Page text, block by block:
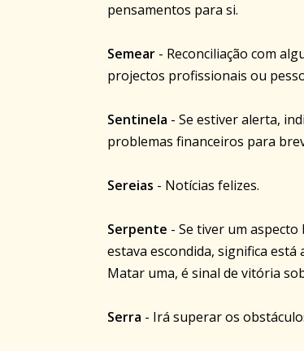
pensamentos para si.
Semear - Reconciliação com
projectos profissionais ou
Sentinela - Se estiver alerta,
problemas financeiros para
Sereias - Notícias felizes.
Serpente - Se tiver um
estava escondida, significa
Matar uma, é sinal de vitória
Serra - Irá superar os